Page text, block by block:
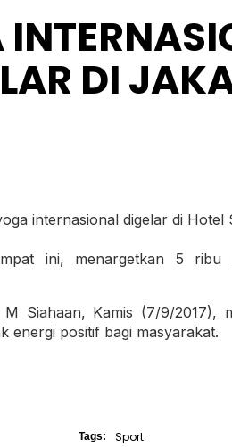
DI
internasional digelar di
ini, menargetkan 5 ribu
Siahaan, Kamis (7/9/2017),
energi positif bagi masyarakat.
Tags: Sport